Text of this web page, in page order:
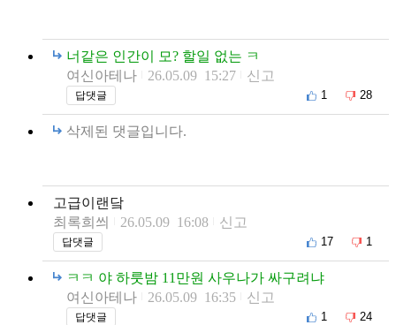
너같은 인간이 모? 할일 없는 ㅋ
여신아테나
26.05.09 15:27 신고
답댓글 1 28
삭제된 댓글입니다.
고급이랜닼
최록희씌
26.05.09 16:08 신고
답댓글 17 1
ㅋㅋ 야 하룻밤 11만원 사우나가 싸구려냐
여신아테나
26.05.09 16:35 신고
답댓글 1 24